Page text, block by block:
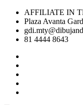
AFFILIATE IN
Plaza Avanta
81 4444 8643